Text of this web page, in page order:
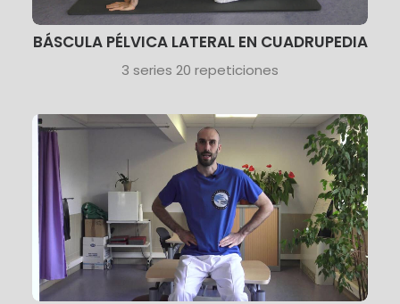
BÁSCULA PÉLVICA LATERAL EN CUADRUPEDIA
3 series 20 repeticiones